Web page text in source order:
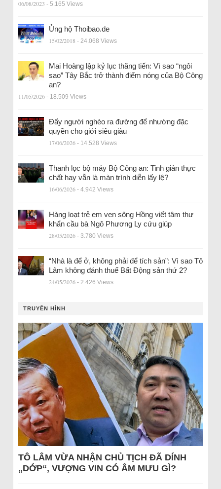
06/08/2023 - 5.165 Views
Ủng hộ Thoibao.de
15/02/2018 - 24.068 Views
Mai Hoàng lập kỷ lục thăng tiến: Vì sao “ngôi
sao” Tây Bắc trở thành điểm nóng của Bộ Công
an?
11/05/2026 - 18.509 Views
Đẩy người nghèo ra đường để nhường đặc
quyền cho giới siêu giàu
17/06/2026 - 14.528 Views
Thanh lọc bộ máy Bộ Công an: Tinh giản thực
chất hay vẫn là màn trình diễn lấy lệ?
16/06/2026 - 4.942 Views
Hàng loạt trẻ em ven sông Hồng viết tâm thư
khẩn cầu bà Ngô Phương Ly cứu giúp
28/05/2026 - 3.780 Views
“Nhà là để ở, không phải để tích sản”: Vì sao Tô
Lâm không đánh thuế Bất Động sản thứ 2?
24/05/2026 - 2.426 Views
TRUYỀN HÌNH
TÔ LÂM VỪA NHẬN CHỦ TỊCH ĐÃ DÍNH
„DỚP“, VƯỢNG VIN CÓ ÂM MƯU GÌ?